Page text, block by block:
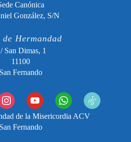
Canónica
González, S/N
de Hermandad
San Dimas, 1
11100
San Fernando
youtube whatsapp tiktok2
de la Misericordia ACV
San Fernando